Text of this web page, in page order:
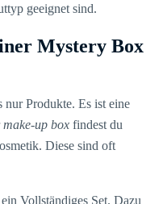
geeignet sind.
Mystery Box
nur Produkte. Es ist eine
make-up box findest du
Diese sind oft
Vollständiges Set. Dazu